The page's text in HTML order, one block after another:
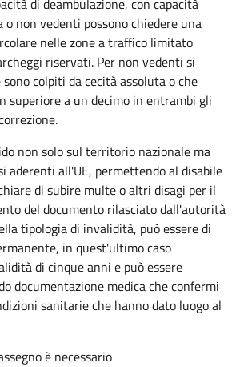
non vedenti possono chiedere una
nelle zone a traffico limitato
riservati. Per non vedenti si
colpiti da cecità assoluta o che
superiore a un decimo in entrambi gli
non solo sul territorio nazionale ma
aderenti all'UE, permettendo al disabile
di subire multe o altri disagi per il
del documento rilasciato dall'autorità
tipologia di invalidità, può essere di
in quest'ultimo caso
di cinque anni e può essere
documentazione medica che confermi
sanitarie che hanno dato luogo al
è necessario